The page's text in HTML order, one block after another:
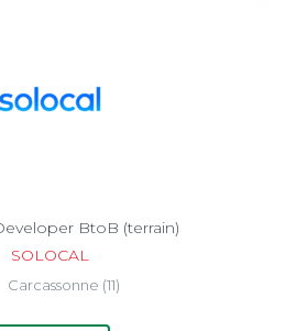
BtoB (terrain)
SOLOCAL
Carcassonne (11)